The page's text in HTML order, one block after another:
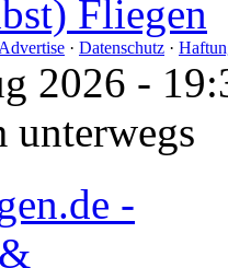
Advertise · Datenschutz ·
2026 -
unterwegs